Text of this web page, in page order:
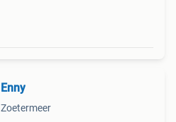
Enny
Zoetermeer